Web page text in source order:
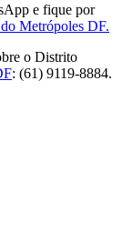
e fique por
Metrópoles DF.
o Distrito
: (61) 9119-8884.